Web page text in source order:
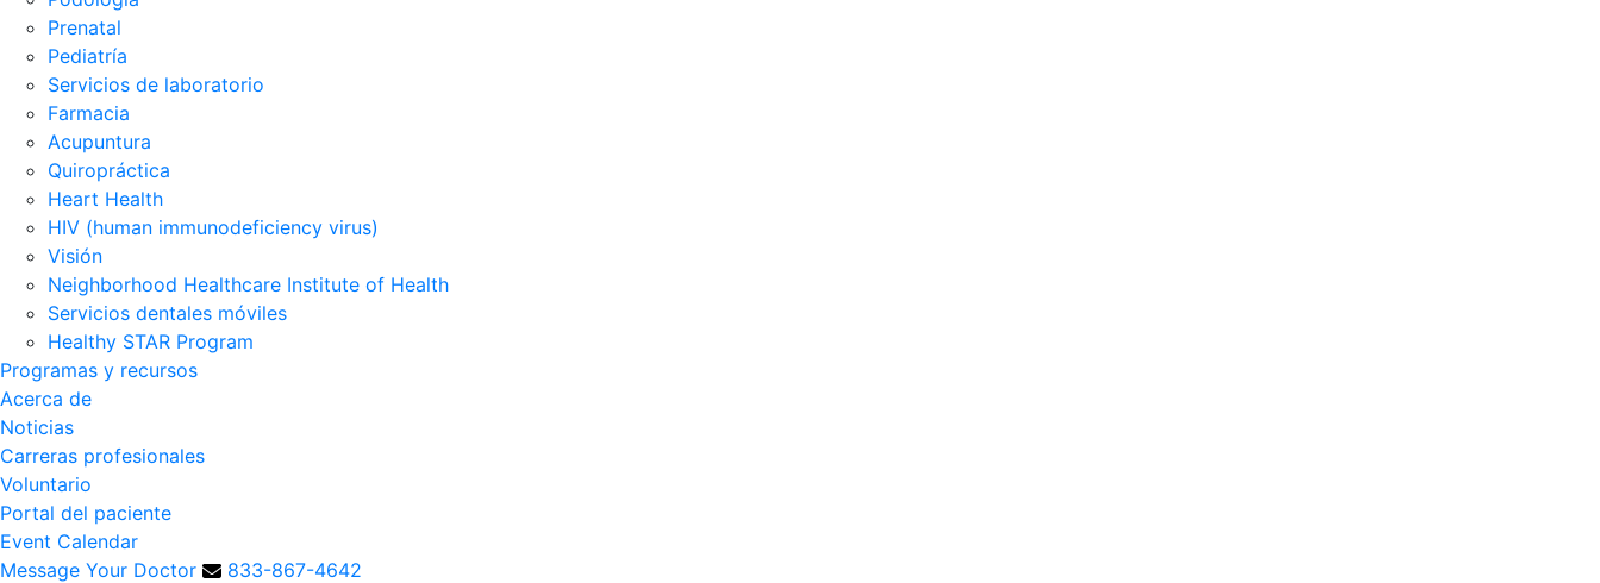
Prenatal
Pediatría
Servicios de laboratorio
Farmacia
Acupuntura
Quiropráctica
Heart Health
HIV (human immunodeficiency virus)
Visión
Neighborhood Healthcare Institute of Health
Servicios dentales móviles
Healthy STAR Program
Programas y recursos
Acerca de
Noticias
Carreras profesionales
Voluntario
Portal del paciente
Event Calendar
Message Your Doctor
833-867-4642